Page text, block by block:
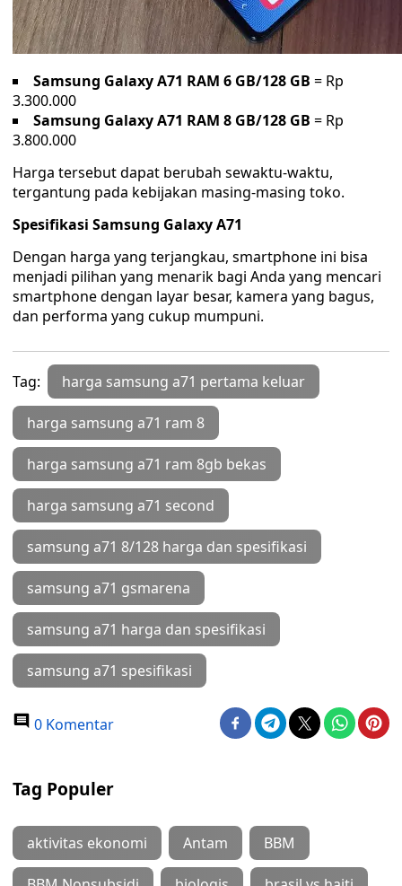
Samsung Galaxy A71 RAM 6 GB/128 GB = Rp
3.300.000
Samsung Galaxy A71 RAM 8 GB/128 GB = Rp
3.800.000
Harga tersebut dapat berubah sewaktu-waktu,
tergantung pada kebijakan masing-masing toko.
Spesifikasi Samsung Galaxy A71
Dengan harga yang terjangkau, smartphone ini bisa
menjadi pilihan yang menarik bagi Anda yang mencari
smartphone dengan layar besar, kamera yang bagus,
dan performa yang cukup mumpuni.
Tag: harga samsung a71 pertama keluar
harga samsung a71 ram 8
harga samsung a71 ram 8gb bekas
harga samsung a71 second
samsung a71 8/128 harga dan spesifikasi
samsung a71 gsmarena
samsung a71 harga dan spesifikasi
samsung a71 spesifikasi
0 Komentar
Tag Populer
aktivitas ekonomi Antam BBM